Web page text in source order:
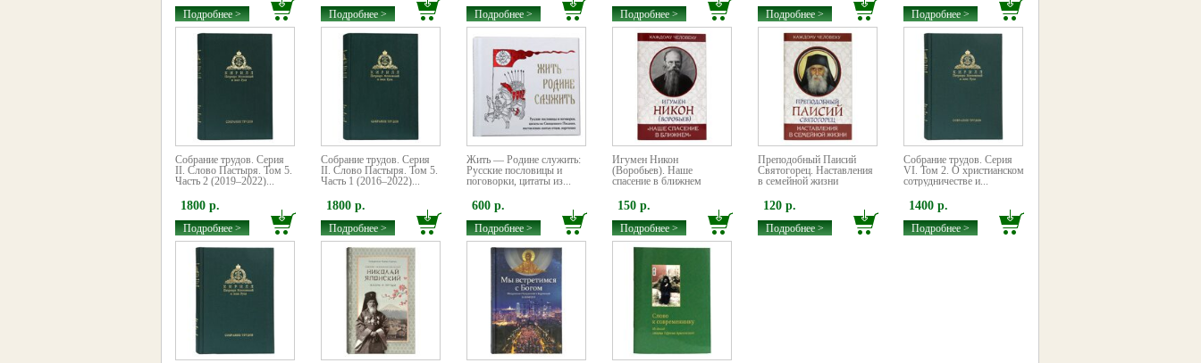
Подробнее > Подробнее > Подробнее > Подробнее > Подробнее > Подробнее >
Собрание трудов. Серия
II. Слово Пастыря. Том 5.
Часть 2 (2019–2022)...
1800 р.
Подробнее >
Собрание трудов. Серия
II. Слово Пастыря. Том 5.
Часть 1 (2016–2022)...
1800 р.
Подробнее >
Жить — Родине служить:
Русские пословицы и
поговорки, цитаты из...
600 р.
Подробнее >
Игумен Никон
(Воробьев). Наше
спасение в ближнем
150 р.
Подробнее >
Преподобный Паисий
Святогорец. Наставления
в семейной жизни
120 р.
Подробнее >
Собрание трудов. Серия
VI. Том 2. О христианском
сотрудничестве и...
1400 р.
Подробнее >